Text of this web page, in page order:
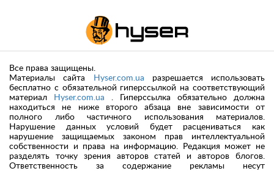
Все права защищены.
Материалы сайта
Hyser.com.ua разрешается использовать
бесплатно с обязательной гиперссылкой на соответствующий
материал
Hyser.com.ua . Гиперссылка обязательно должна
находиться не ниже второго абзаца вне зависимости от
полного либо частичного использования материалов.
Нарушение данных условий будет расцениваться как
нарушение защищаемых законом прав интеллектуальной
собственности и права на информацию. Редакция может не
разделять точку зрения авторов статей и авторов блогов.
Ответственность за содержание рекламы несут